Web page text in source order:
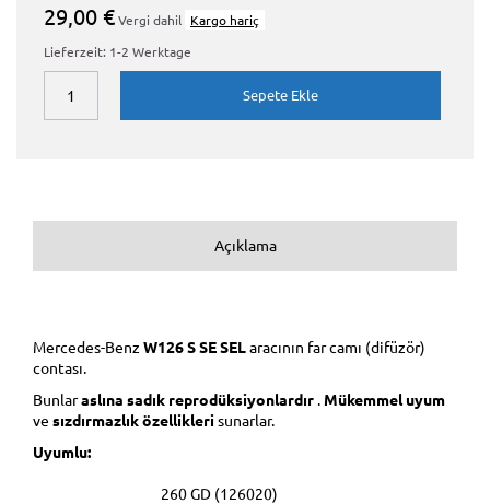
29,00 €Vergi dahil Kargo hariç
Lieferzeit: 1-2 Werktage
Sepete Ekle
Açıklama
Mercedes-Benz W126 S SE SELaracının far camı (difüzör)
contası.
Bunlaraslına sadık reprodüksiyonlardır . Mükemmel uyum
ve sızdırmazlık özelliklerisunarlar.
Uyumlu:
260 GD (126020)